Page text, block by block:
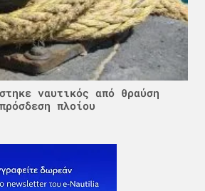
ναυτικός από θραύση
πλοίου